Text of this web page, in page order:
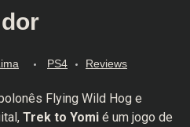
PS4 Reviews
Flying Wild Hog e
Trek to Yomi é um jogo de